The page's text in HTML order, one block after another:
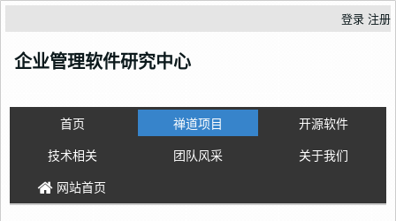
登录 注册
企业管理软件研究中心
首页 禅道项目
开源软件
技术相关
团队风采
关于我们
网站首页